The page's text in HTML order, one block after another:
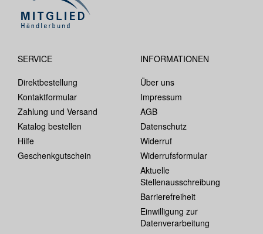
SERVICE
Direktbestellung
Kontaktformular
Zahlung und Versand
Katalog bestellen
Hilfe
Geschenkgutschein
INFORMATIONEN
Über uns
Impressum
AGB
Datenschutz
Widerruf
Widerrufsformular
Aktuelle
Stellenausschreibung
Barrierefreiheit
Einwilligung zur
Datenverarbeitung